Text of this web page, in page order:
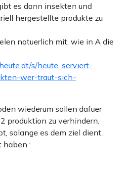
es dann insekten und
hergestellte produkte zu
natuerlich mit, wie in A die
s/heute-serviert-
wer-traut-sich-
wiederum sollen dafuer
produktion zu verhindern.
solange es dem ziel dient.
haben :